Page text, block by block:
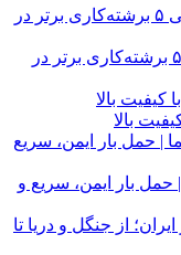
قهوه باکیفیت از کجا بخریم؟ معرفی ۵ برشته‌کاری برتر در
حمل بار ایمن، سریع و